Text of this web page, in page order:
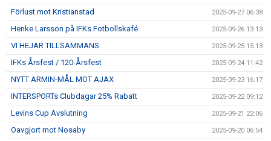
Förlust mot Kristianstad 2025-09-27 06:38
Henke Larsson på IFKs Fotbollskafé 2025-09-26 13:13
VI HEJAR TILLSAMMANS 2025-09-25 15:13
IFKs Årsfest / 120-Årsfest 2025-09-24 11:42
NYTT ARMIN-MÅL MOT AJAX 2025-09-23 16:17
INTERSPORTs Clubdagar 25% Rabatt 2025-09-22 09:12
Levins Cup Avslutning 2025-09-21 22:06
Oavgjort mot Nosaby 2025-09-20 06:54